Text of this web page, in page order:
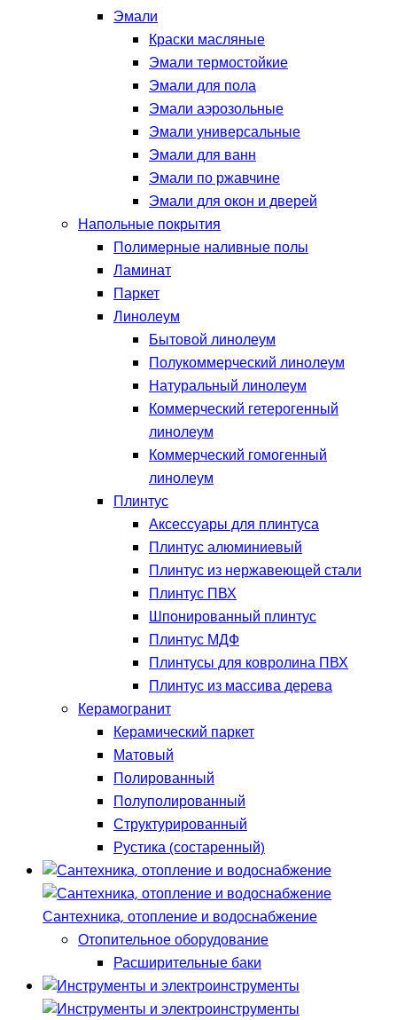
Эмали
Краски масляные
Эмали термостойкие
Эмали для пола
Эмали аэрозольные
Эмали универсальные
Эмали для ванн
Эмали по ржавчине
Эмали для окон и дверей
Напольные покрытия
Полимерные наливные полы
Ламинат
Паркет
Линолеум
Бытовой линолеум
Полукоммерческий линолеум
Натуральный линолеум
Коммерческий гетерогенный
линолеум
Коммерческий гомогенный
линолеум
Плинтус
Аксессуары для плинтуса
Плинтус алюминиевый
Плинтус из нержавеющей стали
Плинтус ПВХ
Шпонированный плинтус
Плинтус МДФ
Плинтусы для ковролина ПВХ
Плинтус из массива дерева
Керамогранит
Керамический паркет
Матовый
Полированный
Полуполированный
Структурированный
Рустика (состаренный)
Сантехника, отопление и водоснабжение
Отопительное оборудование
Расширительные баки